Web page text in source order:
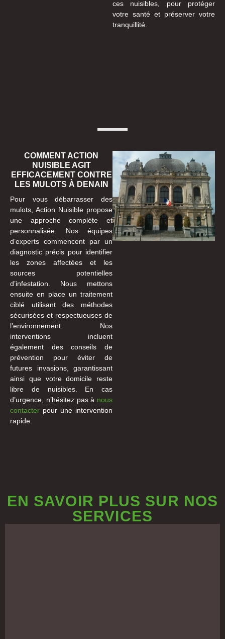
ces nuisibles, pour protéger
votre santé et préserver votre
tranquillité.
COMMENT ACTION
NUISIBLE AGIT
EFFICACEMENT CONTRE
LES MULOTS À DENAIN
Pour vous débarrasser des
mulots, Action Nuisible propose
une approche complète et
personnalisée. Nos équipes
d’experts commencent par un
diagnostic précis pour identifier
les zones affectées et les
sources potentielles
d’infestation. Nous mettons
ensuite en place un traitement
ciblé utilisant des méthodes
sécurisées et respectueuses de
l’environnement. Nos
interventions incluent
également des conseils de
prévention pour éviter de
futures invasions, garantissant
ainsi que votre domicile reste
libre de nuisibles. En cas
d’urgence, n’hésitez pas à nous
contacter pour une intervention
rapide.
EN SAVOIR PLUS SUR NOS
SERVICES